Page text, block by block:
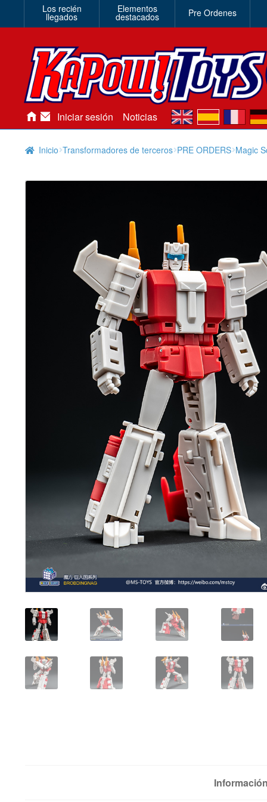
Los recién
llegados
Elementos
destacados Pre Ordenes
Iniciar sesión Noticias en es de
Inicio Transformadores de terceros PRE ORDERS Magic